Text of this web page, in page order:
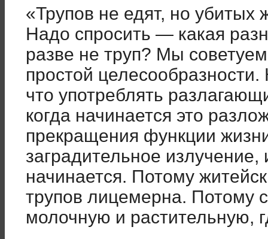
«Трупов не едят, но убитых
Надо спросить — какая
разве не труп? Мы
простой
что употреблять
когда начинается это
прекращения функции
заградительное
начинается. Потому
трупов лицемерна. Потому
молочную и растительную,